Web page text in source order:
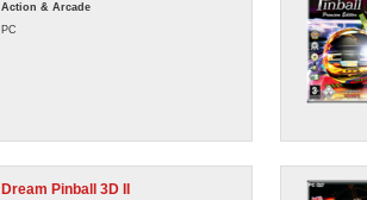
Action & Arcade
PC
Dream Pinball 3D II